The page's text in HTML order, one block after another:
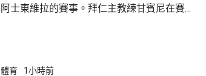
阿士東維拉的賽事。拜仁主教練甘賓尼在賽前
為目標，但比起以賽果定義兩隊實力，將會更
體育 1小時前